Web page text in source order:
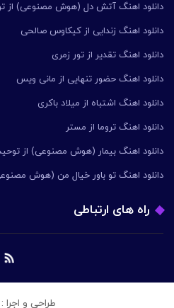
دانلود اهنگ آتش دل (هوش مصنوعی) از
دانلود اهنگ زندایی از کیکاوس صالحی
دانلود اهنگ تقدیر از تور زمری
دانلود اهنگ حضور تنهایی از مانی ویس
دانلود اهنگ اشتباه از میلاد باکری
دانلود اهنگ تروما از مستر
دانلود اهنگ بیمار (هوش مصنوعی) از
دانلود اهنگ تو باور خیال من (هوش
راه های ارتباطی
طراحی و اجرا